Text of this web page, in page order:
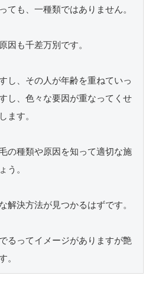
ても、一種類ではありません。
因も千差万別です。
し、その人が年齢を重ねていっ
し、色々な要因が重なってくせ
ます。
の種類や原因を知って適切な施
う。
解決方法が見つかるはずです。
るってイメージがありますが艶
。